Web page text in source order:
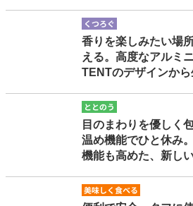
香りを楽しみたい場
える。高度なアルミ
TENTのデザインか
目のまわりを優しく
温め機能でひと休み
機能も高めた、新し